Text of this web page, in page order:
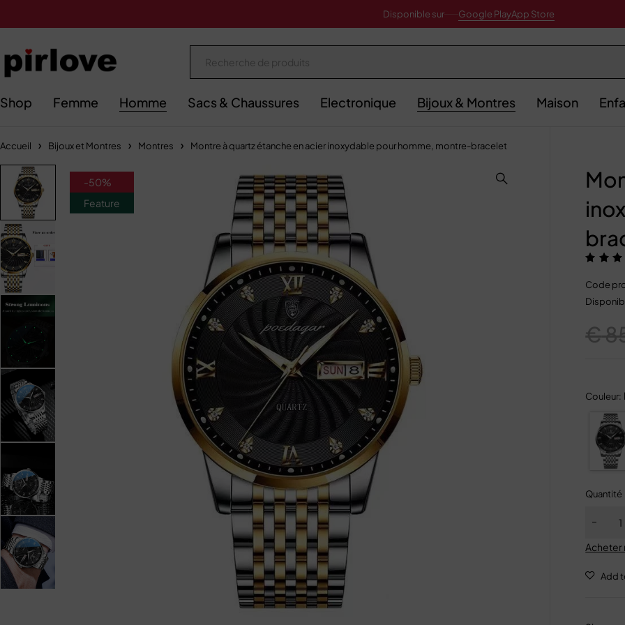
Disponible sur Google PlayApp Store
Shop Femme Homme Sacs & Chaussures Electronique Bijoux & Montres Maison
Accueil Bijoux et Montres Montres Montre à quartz étanche en acier inoxydable pour homme, montre-bracelet
-50%
Feature
Code
€
Couleur:
Quantité
Acheter